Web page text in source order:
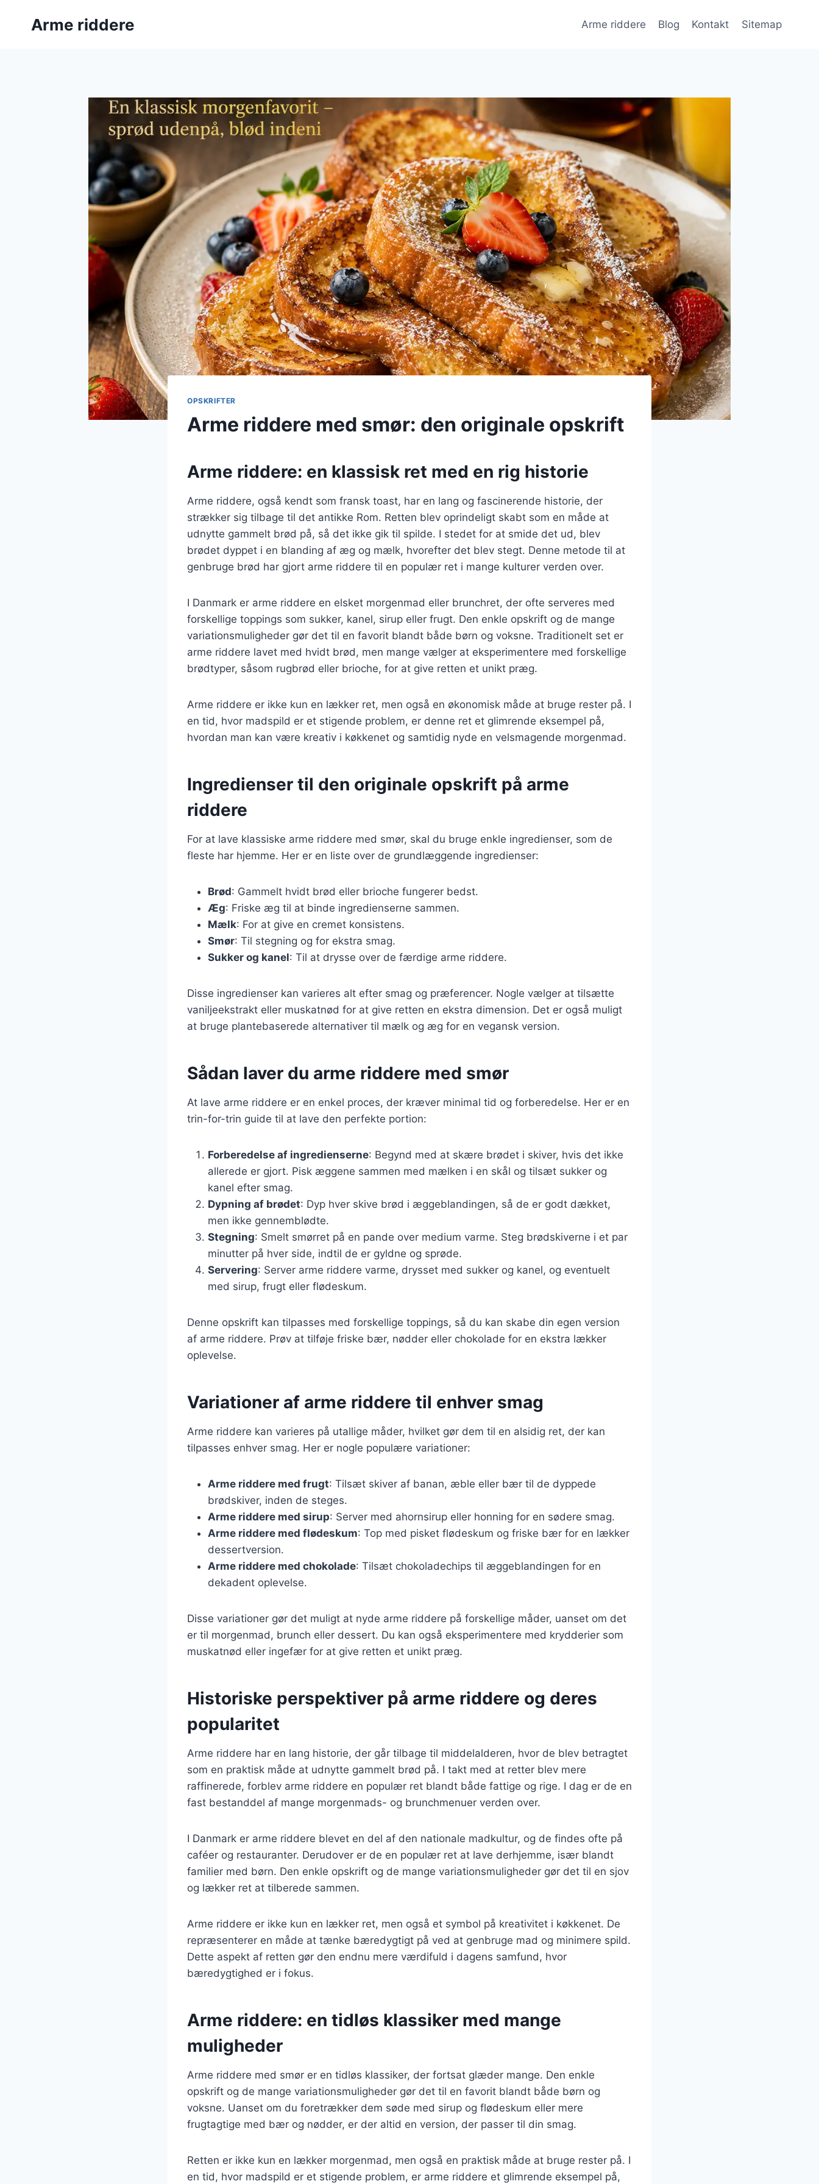
Arme riddere Arme riddere Blog Kontakt Sitemap
OPSKRIFTER
Arme riddere med smør: den originale opskrift
Arme riddere: en klassisk ret med en rig historie
Arme riddere, også kendt som fransk toast, har en lang og fascinerende historie, der
strækker sig tilbage til det antikke Rom. Retten blev oprindeligt skabt som en måde at
udnytte gammelt brød på, så det ikke gik til spilde. I stedet for at smide det ud, blev
brødet dyppet i en blanding af æg og mælk, hvorefter det blev stegt. Denne metode til at
genbruge brød har gjort arme riddere til en populær ret i mange kulturer verden over.
I Danmark er arme riddere en elsket morgenmad eller brunchret, der ofte serveres med
forskellige toppings som sukker, kanel, sirup eller frugt. Den enkle opskrift og de mange
variationsmuligheder gør det til en favorit blandt både børn og voksne. Traditionelt set er
arme riddere lavet med hvidt brød, men mange vælger at eksperimentere med forskellige
brødtyper, såsom rugbrød eller brioche, for at give retten et unikt præg.
Arme riddere er ikke kun en lækker ret, men også en økonomisk måde at bruge rester på. I
en tid, hvor madspild er et stigende problem, er denne ret et glimrende eksempel på,
hvordan man kan være kreativ i køkkenet og samtidig nyde en velsmagende morgenmad.
Ingredienser til den originale opskrift på arme
riddere
For at lave klassiske arme riddere med smør, skal du bruge enkle ingredienser, som de
fleste har hjemme. Her er en liste over de grundlæggende ingredienser:
Brød: Gammelt hvidt brød eller brioche fungerer bedst.
Æg: Friske æg til at binde ingredienserne sammen.
Mælk: For at give en cremet konsistens.
Smør: Til stegning og for ekstra smag.
Sukker og kanel: Til at drysse over de færdige arme riddere.
Disse ingredienser kan varieres alt efter smag og præferencer. Nogle vælger at tilsætte
vaniljeekstrakt eller muskatnød for at give retten en ekstra dimension. Det er også muligt
at bruge plantebaserede alternativer til mælk og æg for en vegansk version.
Sådan laver du arme riddere med smør
At lave arme riddere er en enkel proces, der kræver minimal tid og forberedelse. Her er en
trin-for-trin guide til at lave den perfekte portion:
Forberedelse af ingredienserne: Begynd med at skære brødet i skiver, hvis det ikke
allerede er gjort. Pisk æggene sammen med mælken i en skål og tilsæt sukker og
kanel efter smag.
Dypning af brødet: Dyp hver skive brød i æggeblandingen, så de er godt dækket,
men ikke gennemblødte.
Stegning: Smelt smørret på en pande over medium varme. Steg brødskiverne i et par
minutter på hver side, indtil de er gyldne og sprøde.
Servering: Server arme riddere varme, drysset med sukker og kanel, og eventuelt
med sirup, frugt eller flødeskum.
Denne opskrift kan tilpasses med forskellige toppings, så du kan skabe din egen version
af arme riddere. Prøv at tilføje friske bær, nødder eller chokolade for en ekstra lækker
oplevelse.
Variationer af arme riddere til enhver smag
Arme riddere kan varieres på utallige måder, hvilket gør dem til en alsidig ret, der kan
tilpasses enhver smag. Her er nogle populære variationer:
Arme riddere med frugt: Tilsæt skiver af banan, æble eller bær til de dyppede
brødskiver, inden de steges.
Arme riddere med sirup: Server med ahornsirup eller honning for en sødere smag.
Arme riddere med flødeskum: Top med pisket flødeskum og friske bær for en lækker
dessertversion.
Arme riddere med chokolade: Tilsæt chokoladechips til æggeblandingen for en
dekadent oplevelse.
Disse variationer gør det muligt at nyde arme riddere på forskellige måder, uanset om det
er til morgenmad, brunch eller dessert. Du kan også eksperimentere med krydderier som
muskatnød eller ingefær for at give retten et unikt præg.
Historiske perspektiver på arme riddere og deres
popularitet
Arme riddere har en lang historie, der går tilbage til middelalderen, hvor de blev betragtet
som en praktisk måde at udnytte gammelt brød på. I takt med at retter blev mere
raffinerede, forblev arme riddere en populær ret blandt både fattige og rige. I dag er de en
fast bestanddel af mange morgenmads- og brunchmenuer verden over.
I Danmark er arme riddere blevet en del af den nationale madkultur, og de findes ofte på
caféer og restauranter. Derudover er de en populær ret at lave derhjemme, især blandt
familier med børn. Den enkle opskrift og de mange variationsmuligheder gør det til en sjov
og lækker ret at tilberede sammen.
Arme riddere er ikke kun en lækker ret, men også et symbol på kreativitet i køkkenet. De
repræsenterer en måde at tænke bæredygtigt på ved at genbruge mad og minimere spild.
Dette aspekt af retten gør den endnu mere værdifuld i dagens samfund, hvor
bæredygtighed er i fokus.
Arme riddere: en tidløs klassiker med mange
muligheder
Arme riddere med smør er en tidløs klassiker, der fortsat glæder mange. Den enkle
opskrift og de mange variationsmuligheder gør det til en favorit blandt både børn og
voksne. Uanset om du foretrækker dem søde med sirup og flødeskum eller mere
frugtagtige med bær og nødder, er der altid en version, der passer til din smag.
Retten er ikke kun en lækker morgenmad, men også en praktisk måde at bruge rester på. I
en tid, hvor madspild er et stigende problem, er arme riddere et glimrende eksempel på,